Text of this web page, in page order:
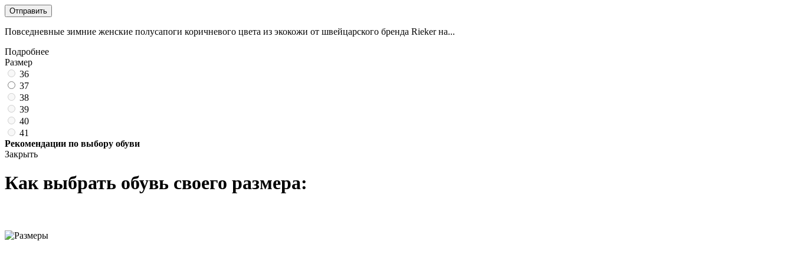
Отправить
Повседневные зимние женские полусапоги коричневого цвета из экокожи от швейцарского бренда Rieker на...
Подробнее
Размер
36
37
38
39
40
41
Рекомендации по выбору обуви
Закрыть
Как выбрать обувь своего размера: